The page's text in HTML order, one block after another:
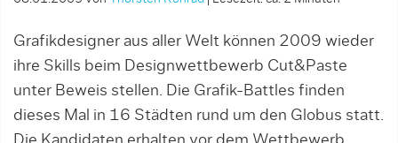
Grafikdesigner aus aller Welt können 2009 wieder
ihre Skills beim Designwettbewerb Cut&Paste
unter Beweis stellen. Die Grafik-Battles finden
dieses Mal in 16 Städten rund um den Globus statt.